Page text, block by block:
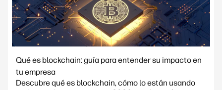
Qué es blockchain: guía para entender su impacto en
tu empresa
Descubre qué es blockchain, cómo lo están usando